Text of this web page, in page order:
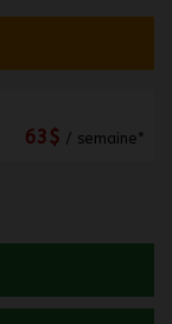
63$ / semaine*